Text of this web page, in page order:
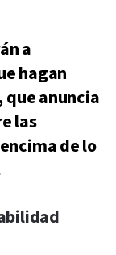
a
hagan
anuncia
las
de lo